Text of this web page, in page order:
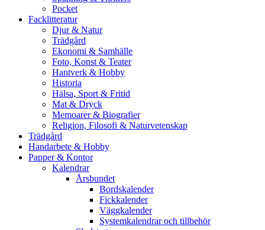
Pocket
Facklitteratur
Djur & Natur
Trädgård
Ekonomi & Samhälle
Foto, Konst & Teater
Hantverk & Hobby
Historia
Hälsa, Sport & Fritid
Mat & Dryck
Memoarer & Biografier
Religion, Filosofi & Naturvetenskap
Trädgård
Handarbete & Hobby
Papper & Kontor
Kalendrar
Årsbundet
Bordskalender
Fickkalender
Väggkalender
Systemkalendrar och tillbehör